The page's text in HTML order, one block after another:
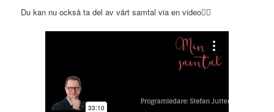
Du kan nu också ta del av vårt samtal via en video👇🏻